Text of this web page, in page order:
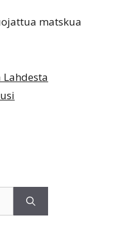
matskua